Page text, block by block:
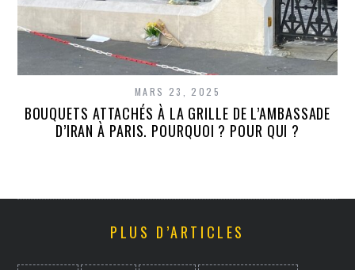
MARS 23, 2025
BOUQUETS ATTACHÉS À LA GRILLE DE L’AMBASSADE
D’IRAN À PARIS. POURQUOI ? POUR QUI ?
PLUS D’ARTICLES